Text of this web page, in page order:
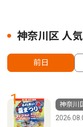
神奈川区 人
前日
1
神奈川